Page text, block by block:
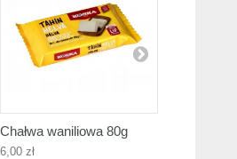
Chałwa waniliowa 80g
6,00 zł